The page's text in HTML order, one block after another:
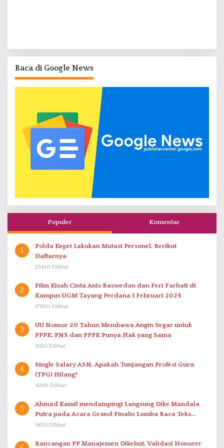
Baca di Google News
Populer Komentar
1
Polda Kepri Lakukan Mutasi Personel, Berikut
Daftarnya
23420 Dilihat
2
Film Kisah Cinta Anis Baswedan dan Feri Farhati di
Kampus UGM Tayang Perdana 1 Februari 2024
17830 Dilihat
3
UU Nomor 20 Tahun Membawa Angin Segar untuk
PPPK. PNS dan PPPK Punya Hak yang Sama
15621 Dilihat
4
Single Salary ASN, Apakah Tunjangan Profesi Guru
(TPG) Hilang?
15399 Dilihat
5
Ahmad Kamil mendampingi Langsung Dike Mandala
Putra pada Acara Grand Finalis Lomba Baca Teks
Proklamasi Mirip Bung Karno di Bali
14525 Dilihat
Rancangan PP Manajemen Dikebut, Validasi Honorer